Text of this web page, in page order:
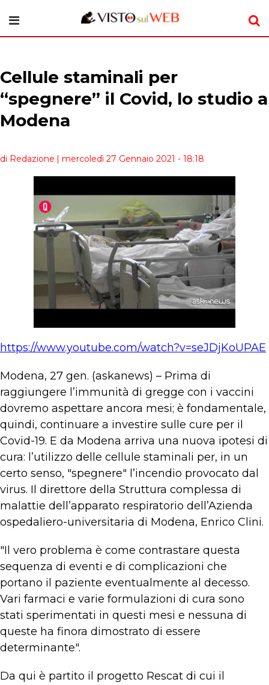
Cellule staminali per
“spegnere” il Covid, lo studio a
Modena
di Redazione | mercoledì 27 Gennaio 2021 - 18:18
https://www.youtube.com/watch?v=seJDjKoUPAE
Modena, 27 gen. (askanews) – Prima di
raggiungere l’immunità di gregge con i vaccini
dovremo aspettare ancora mesi; è fondamentale,
quindi, continuare a investire sulle cure per il
Covid-19. E da Modena arriva una nuova ipotesi di
cura: l’utilizzo delle cellule staminali per, in un
certo senso, "spegnere" l’incendio provocato dal
virus. Il direttore della Struttura complessa di
malattie dell’apparato respiratorio dell’Azienda
ospedaliero-universitaria di Modena, Enrico Clini.
"Il vero problema è come contrastare questa
sequenza di eventi e di complicazioni che
portano il paziente eventualmente al decesso.
Vari farmaci e varie formulazioni di cura sono
stati sperimentati in questi mesi e nessuna di
queste ha finora dimostrato di essere
determinante".
Da qui è partito il progetto Rescat di cui il